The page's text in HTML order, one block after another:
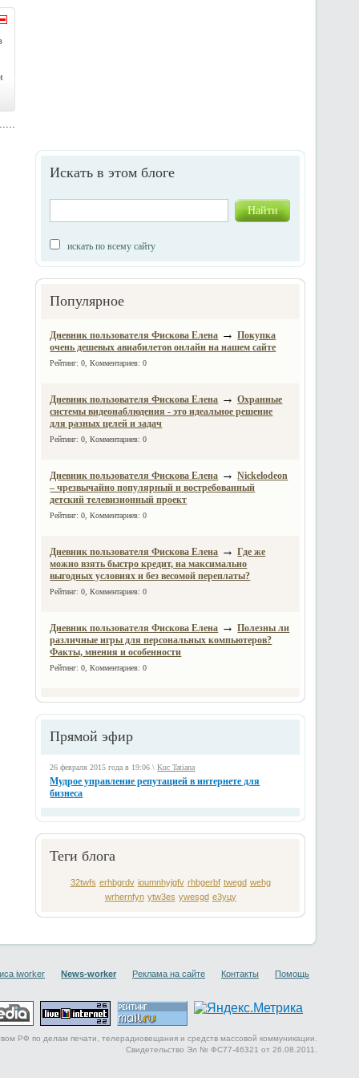
Искать в этом блоге
искать по всему сайту
Популярное
Дневник пользователя Фискова Елена →Покупка
очень дешевых авиабилетов онлайн на нашем сайте
Рейтинг: 0, Комментариев: 0
Дневник пользователя Фискова Елена →Охранные
системы видеонаблюдения - это идеальное решение
для разных целей и задач
Рейтинг: 0, Комментариев: 0
Дневник пользователя Фискова Елена →Nickelodeon
– чрезвычайно популярный и востребованный
детский телевизионный проект
Рейтинг: 0, Комментариев: 0
Дневник пользователя Фискова Елена →Где же
можно взять быстро кредит, на максимально
выгодных условиях и без весомой переплаты?
Рейтинг: 0, Комментариев: 0
Дневник пользователя Фискова Елена →Полезны ли
различные игры для персональных компьютеров?
Факты, мнения и особенности
Рейтинг: 0, Комментариев: 0
Прямой эфир
26 февраля 2015 года в 19:06 \Kuc Tatiana
Мудрое управление репутацией в интернете для
бизнеса
Теги блога
32twfs erhbgrdv ioumnhyjgfv rhbgerbf twegd wehg
wrhernfyn ytw3es ywesgd е3уцу
iworker News-worker Реклама на сайте Контакты Помощь
РФ по делам печати, телерадиовещания и средств массовой коммуникации.
Свидетельство Эл № ФС77-46321 от 26.08.2011.